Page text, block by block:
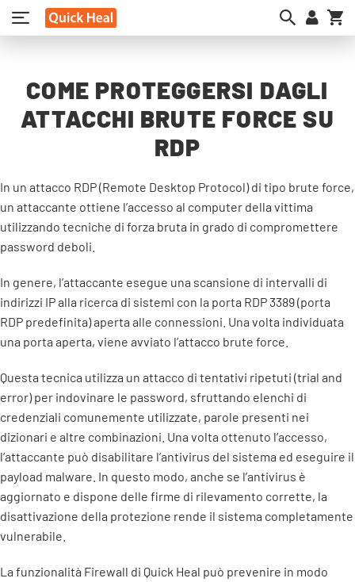
COME PROTEGGERSI DAGLI
ATTACCHI BRUTE FORCE SU
RDP
In un attacco RDP (Remote Desktop Protocol) di tipo brute force,
un attaccante ottiene l’accesso al computer della vittima
utilizzando tecniche di forza bruta in grado di compromettere
password deboli.
In genere, l’attaccante esegue una scansione di intervalli di
indirizzi IP alla ricerca di sistemi con la porta RDP 3389 (porta
RDP predefinita) aperta alle connessioni. Una volta individuata
una porta aperta, viene avviato l’attacco brute force.
Questa tecnica utilizza un attacco di tentativi ripetuti (trial and
error) per indovinare le password, sfruttando elenchi di
credenziali comunemente utilizzate, parole presenti nei
dizionari e altre combinazioni. Una volta ottenuto l’accesso,
l’attaccante può disabilitare l’antivirus del sistema ed eseguire il
payload malware. In questo modo, anche se l’antivirus è
aggiornato e dispone delle firme di rilevamento corrette, la
disattivazione della protezione rende il sistema completamente
vulnerabile.
La funzionalità Firewall di Quick Heal può prevenire in modo